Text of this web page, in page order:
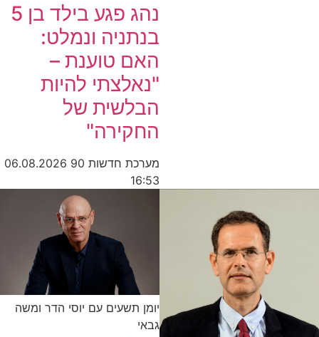
נהג פגע בילד בן 5
בנתניה ונמלט:
האם טוענת –
"נאלצתי להיות
הבלשית של
החקירה"
מערכת חדשות 90
06.08.2026
16:53
יומן תשעים עם יוסי הדר ומשה
גבאי